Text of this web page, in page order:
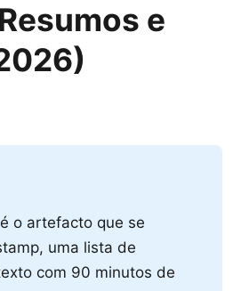
e
o artefacto que se
uma lista de
com 90 minutos de